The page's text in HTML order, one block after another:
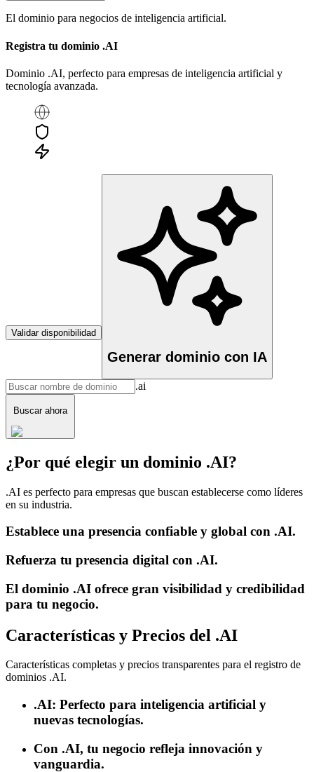
El dominio para negocios de inteligencia artificial.
Registra tu dominio .AI
Dominio .AI, perfecto para empresas de inteligencia artificial y
tecnología avanzada.
Validar disponibilidad
Generar dominio con IA
.ai
Buscar ahora
¿Por qué elegir un dominio .AI?
.AI es perfecto para empresas que buscan establecerse como líderes
en su industria.
Establece una presencia confiable y global con .AI.
Refuerza tu presencia digital con .AI.
El dominio .AI ofrece gran visibilidad y credibilidad
para tu negocio.
Características y Precios del .AI
Características completas y precios transparentes para el registro de
dominios .AI.
.AI: Perfecto para inteligencia artificial y
nuevas tecnologías.
Con .AI, tu negocio refleja innovación y
vanguardia.